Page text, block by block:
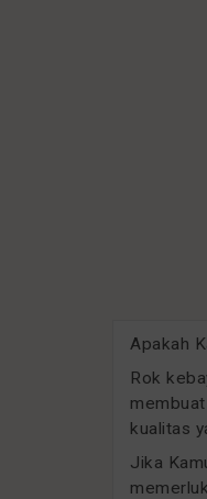
Apakah
Rok
kualitas
Jika